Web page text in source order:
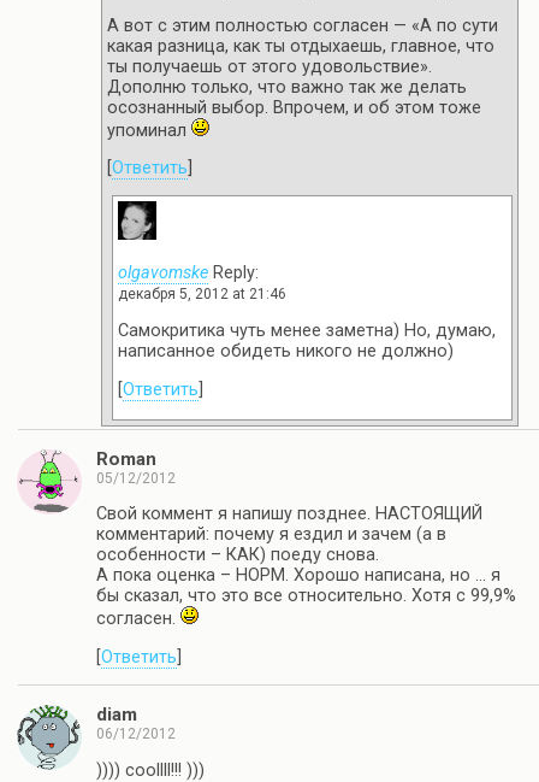
А вот с этим полностью согласен — «А по сути
какая разница, как ты отдыхаешь, главное, что
ты получаешь от этого удовольствие».
Дополню только, что важно так же делать
осознанный выбор. Впрочем, и об этом тоже
упоминал
Ответить
olgavomske Reply:
декабря 5, 2012 at 21:46
Самокритика чуть менее заметна) Но, думаю,
написанное обидеть никого не должно)
Ответить
Roman
05/12/2012
Свой коммент я напишу позднее. НАСТОЯЩИЙ
комментарий: почему я ездил и зачем (а в
особенности – КАК) поеду снова.
А пока оценка – НОРМ. Хорошо написана, но … я
бы сказал, что это все относительно. Хотя с 99,9%
согласен.
Ответить
diam
06/12/2012
)))) coollll!!! )))